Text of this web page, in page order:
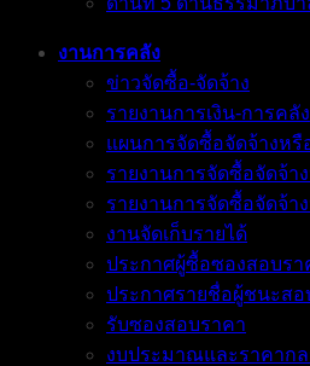
งานการคลัง
ข่าวจัดซื้อ-จัดจ้าง
รายงานการเงิน-การคลัง
แผนการจัดซื้อจัดจ้างห
รายงานการจัดซื้อจัดจ้า
รายงานการจัดซื้อจัดจ้า
งานจัดเก็บรายได้
ประกาศผู้ซื้อซองสอบรา
ประกาศรายชื่อผู้ชนะสอ
รับซองสอบราคา
งบประมาณและราคากล